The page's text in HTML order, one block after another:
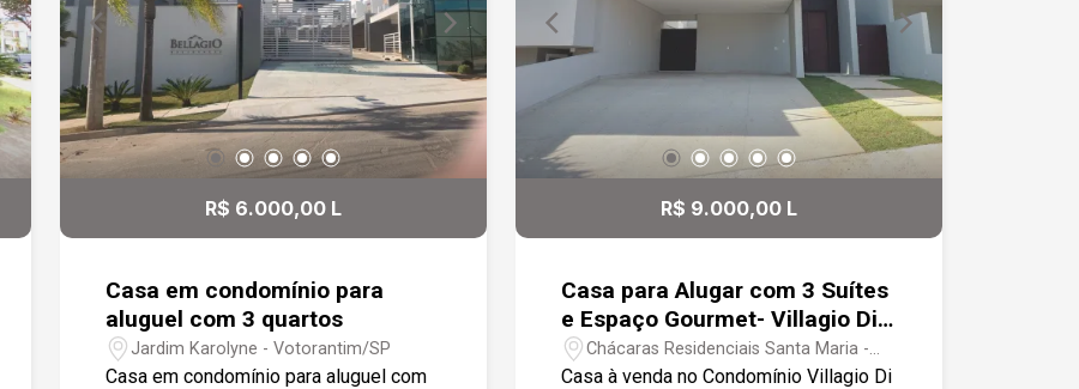
R$ 6.000,00 L
Casa em condomínio para
aluguel com 3 quartos
Jardim Karolyne - Votorantim/SP
Casa em condomínio para aluguel com
R$ 9.000,00 L
Casa para Alugar com 3 Suítes
e Espaço Gourmet- Villagio Di
Caprio, Votorantim/SP
Chácaras Residenciais Santa Maria -
Votorantim/SP
Casa à venda no Condomínio Villagio Di